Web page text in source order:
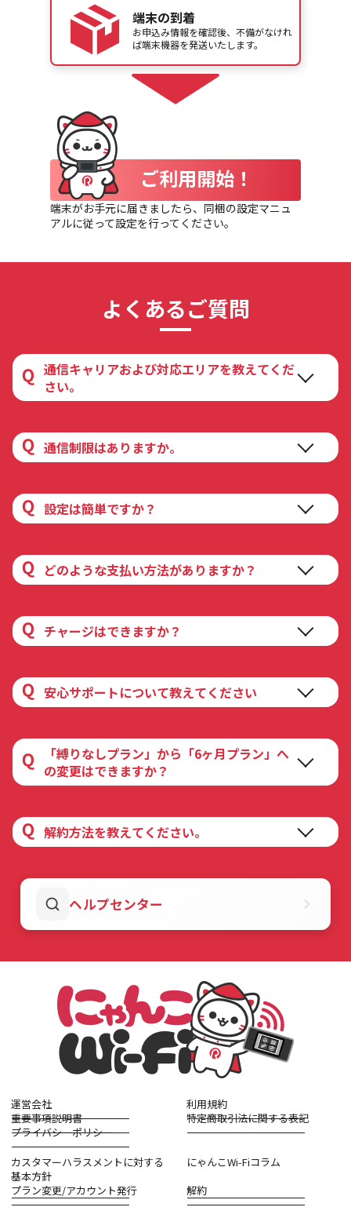
端末の到着
お申込み情報を確認後、不備がなけれ
ば端末機器を発送いたします。
ご利用開始！
端末がお手元に届きましたら、同梱の設定マニュ
アルに従って設定を行ってください。
よくあるご質問
通信キャリアおよび対応エリアを教えてくだ
さい。
SoftBankの回線の中から、その場所で最適な電波を自
動でキャッチします。全国幅広いエリアで快適にご利
通信制限はありますか。
行った場合、通信速度が128Kbpsに制限されます。
設定は簡単ですか？
力)をするだけですので簡単です。設定マニュアルも同
梱してありますのでご安心ください。
どのような支払い方法がありますか？
ております。
チャージはできますか？
■追加データ容量・料金
データ追加料金：2,750円（税込）/回
※追加データは追加日の属する月のみ使用できるもの
とし、追加データの翌月への繰越及び未使用によるデ
※お申し込みおよびクレジットカード決済確認完了後
の営業日(営業時間外の場合は翌営業日)にチャージが
様、忘れてしまったお客様は以下よりアカウント発行
安心サポートについて教えてください
となっております。サービスの詳細と月額料金は以下
のようになっております。
・無償修理・交換
※ただし、自然故障のみ(水濡れ・外部損傷もサポート
適用範囲内です。)
・バッテリー劣化
<月額料金>
・700円(税込770円)
以下に、注意事項を記載いたしますので、必ずご確認
いただき、ご了承の上お申込みいただきますよう、よ
ろしくお願いいたします。
<注意事項>
※複数の端末をご利用の場合は、レンタル端末ごとに
本オプションサービスのお申し込みが必要となりま
※本オプションサービスは、本サービス用機器として
弊社よりレンタルした端末機器のみご利用可能です。
他端末及び他サービスでのご利用はできませんのでご
注意ください。
※本オプションサービスのサポート対象は、レンタル
端末機器本体のみとなり、端末機器本体と一緒にお送
りした付属機器はサポート対象外となります。
「縛りなしプラン」から「6ヶ月プラン」へ
の変更はできますか？
しまして、変更可能です。
また、変更をお申込された月の翌月からの適用となり
※「6ヶ月プラン」から「縛りなしプラン」への変更は
プラン変更をご希望の場合は以下よりお願いいたしま
にゃんこWi-Fi プラン変更/アカウント発行依頼フォー
解約方法を教えてください。
① 解約フォームの送信（25日締め）
て正式な受理となります。
② 端末セットの返却（翌月14日まで）
解約月の翌月14日までに、送料自己負担（発払い）で
下記住所へ一式を返却してください
※ 誤って着払いで送付された場合は、配送料を実費請
東京都江東区青海3-4-19
青海流通センター1号棟205区画
株式会社BOD内 株式会社BPC
電話番号: 03-5812-4622
ヘルプセンター
運営会社
利用規約
重要事項説明書
特定商取引法に関する表記
プライバシーポリシー
カスタマーハラスメントに対する
基本方針
にゃんこWi-Fiコラム
プラン変更/アカウント発行
解約